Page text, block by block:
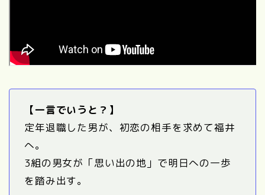
【一言でいうと？】
定年退職した男が、初恋の相手を求めて福井
へ。
3組の男女が「思い出の地」で明日への一歩
を踏み出す。